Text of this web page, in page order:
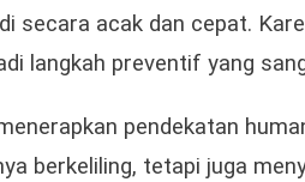
secara acak dan cepat.
langkah preventif yang
pendekatan
berkeliling, tetapi juga